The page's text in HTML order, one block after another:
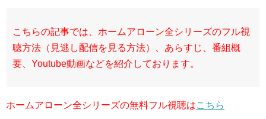
こちらの記事では、ホームアローン全シリーズのフル視
聴方法（見逃し配信を見る方法）、あらすじ、番組概
要、Youtube動画などを紹介しております。
ホームアローン全シリーズの無料フル視聴はこちら